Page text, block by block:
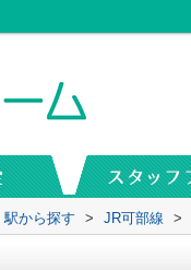
駅から探す > JR可部線 >